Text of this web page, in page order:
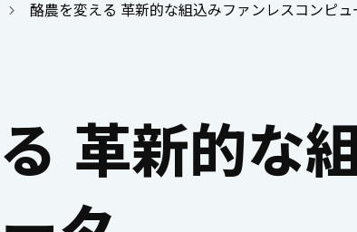
酪農を変える 革新的な組込みファンレスコンピュ
革新的な